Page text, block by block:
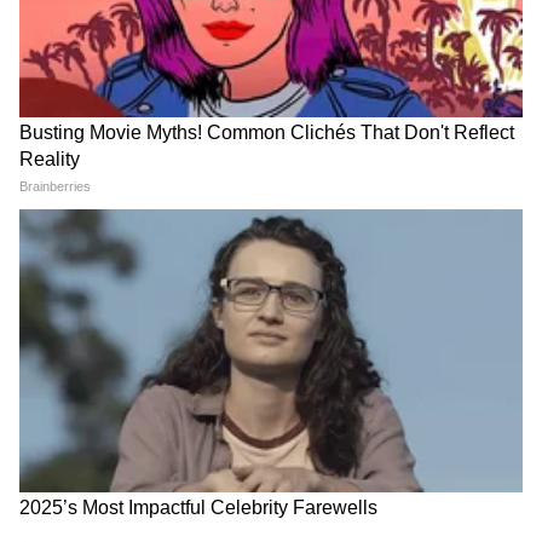
सिया अग्रवाल हिची इन्स्टाग्रामवर पोस्ट
मात्र सिया हिने केतन अग्रवालच्या मृत्यूनंतर पोस्ट केली
आहे, ती पोस्ट अशी आहे, जणू त्याचा मृत्यू अपघातीच
झाला. सिया इन्स्टावर लिहिते, माझ्या वाढदिवशीच तू मला
सोडून गेला, लग्न काही महिन्यांवर असताना तू सोडून
गेला. हे माझ्या समजण्यापलीकडे आहे. मी सुद्धा काही
स्वप्न पाहिली होती, आता काही प्रश्नांची उत्तरं मला कधीच
मिळणार नाहीत. तू मला सोडून गेलास, मी तुझ्यावर
कितीतरी प्रेम करत होते, तुझ्या आत्म्यास शांती मिळो.
सिया गोयल हिने ही पोस्ट का केली असावी
RECOMMENDED STORIES